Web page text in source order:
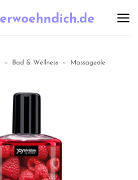
» Bad & Wellness » Massageöle